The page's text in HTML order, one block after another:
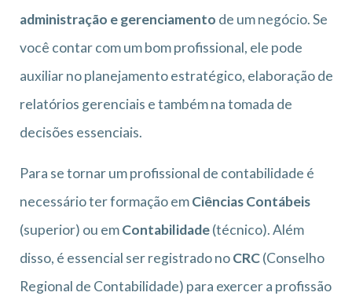
administração e gerenciamento de um negócio. Se
você contar com um bom profissional, ele pode
auxiliar no planejamento estratégico, elaboração de
relatórios gerenciais e também na tomada de
decisões essenciais.
Para se tornar um profissional de contabilidade é
necessário ter formação emCiências Contábeis
(superior) ou emContabilidade(técnico). Além
disso, é essencial ser registrado noCRC(Conselho
Regional de Contabilidade) para exercer a profissão